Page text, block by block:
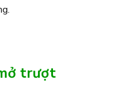
trượt